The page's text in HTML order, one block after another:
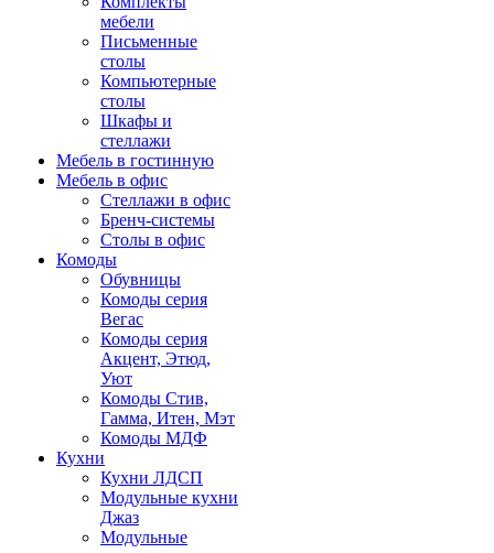
мебели
Письменные
столы
Компьютерные
столы
Шкафы и
стеллажи
Мебель в гостинную
Мебель в офис
Стеллажи в офис
Бренч-системы
Столы в офис
Комоды
Обувницы
Комоды серия
Вегас
Комоды серия
Акцент, Этюд,
Уют
Комоды Стив,
Гамма, Итен, Мэт
Комоды МДФ
Кухни
Кухни ЛДСП
Модульные кухни
Джаз
Модульные